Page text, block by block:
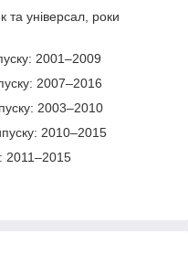
та універсал, роки
2001–2009
2007–2016
2003–2010
2010–2015
2011–2015